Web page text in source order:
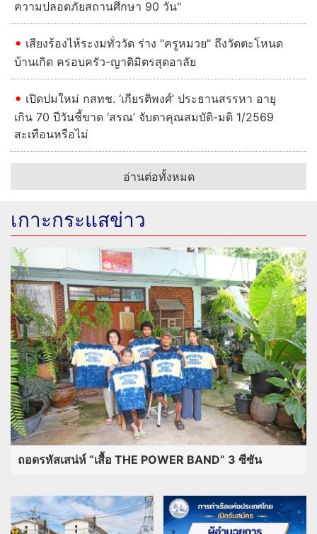
ความปลอดภัยสถานศึกษา 90 วัน"
เสียงร้องไห้ระงมทั่ววัด ร่าง "ครูหมวย" ถึงวัดตะโหนด
บ้านเกิด ครอบครัว-ญาติมิตรสุดอาลัย
เปิดปมใหม่ กสทช. ‘เกียรติพงศ์’ ประธานสรรหา อายุ
เกิน 70 ปีวันชี้ขาด ‘สรณ’ จับตาคุณสมบัติ-มติ 1/2569
สะเทือนหรือไม่
อ่านต่อทั้งหมด
เกาะกระแสข่าว
ถอดรหัสเสน่ห์ “เสื้อ THE POWER BAND” 3 ซีซัน